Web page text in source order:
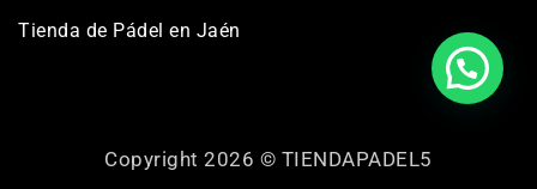
Tienda de Pádel en Jaén
Copyright 2026 © TIENDAPADEL5